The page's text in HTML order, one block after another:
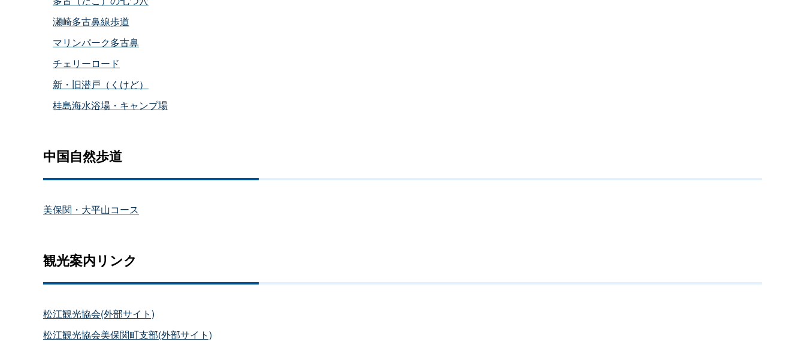
瀬崎多古鼻線歩道
マリンパーク多古鼻
チェリーロード
新・旧潜戸（くけど）
桂島海水浴場・キャンプ場
中国自然歩道
美保関・大平山コース
観光案内リンク
松江観光協会(外部サイト)
松江観光協会美保関町支部(外部サイト)